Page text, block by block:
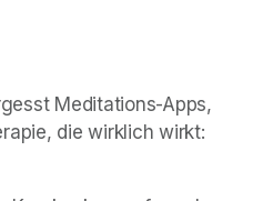
Meditations-Apps,
die wirklich wirkt: